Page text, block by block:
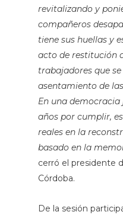
revitalizando y
compañeros
tiene sus huellas y
acto de restitución
trabajadores que
asentamiento de
En una
años por cumplir,
reales en la
basado en la
cerró el presidente
Córdoba.
De la sesión